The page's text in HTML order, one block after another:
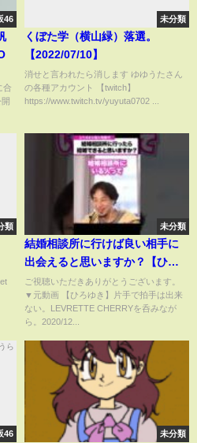
46 未分類
くぼた学（横山緑）落選。
【2022/07/10】
消せと言われたら消します ゆゆうたさん
の各種アカウント 【twitch】
https://www.twitch.tv/yuyuta0702 ...
類 未分類
結婚相談所に行けば良い相手に
出会えると思いますか？【ひろ
ゆきお悩み相談室】 #shorts#ひ
ろゆき #切り抜き #相談
ご視聴いただきありがとうございます。
▼元動画 【ひろゆき】片手で拍手は出来
ない。LEVRETTE CHERRYを呑みなが
ら。2020/12...
46 未分類